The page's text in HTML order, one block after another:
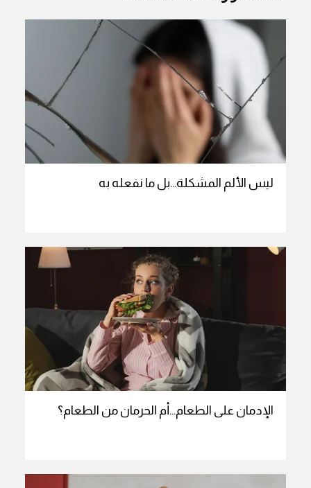
ليس الألم المشكلة…بل ما نفعله به
الإدمان على الطعام…أم الحرمان من الطعام؟